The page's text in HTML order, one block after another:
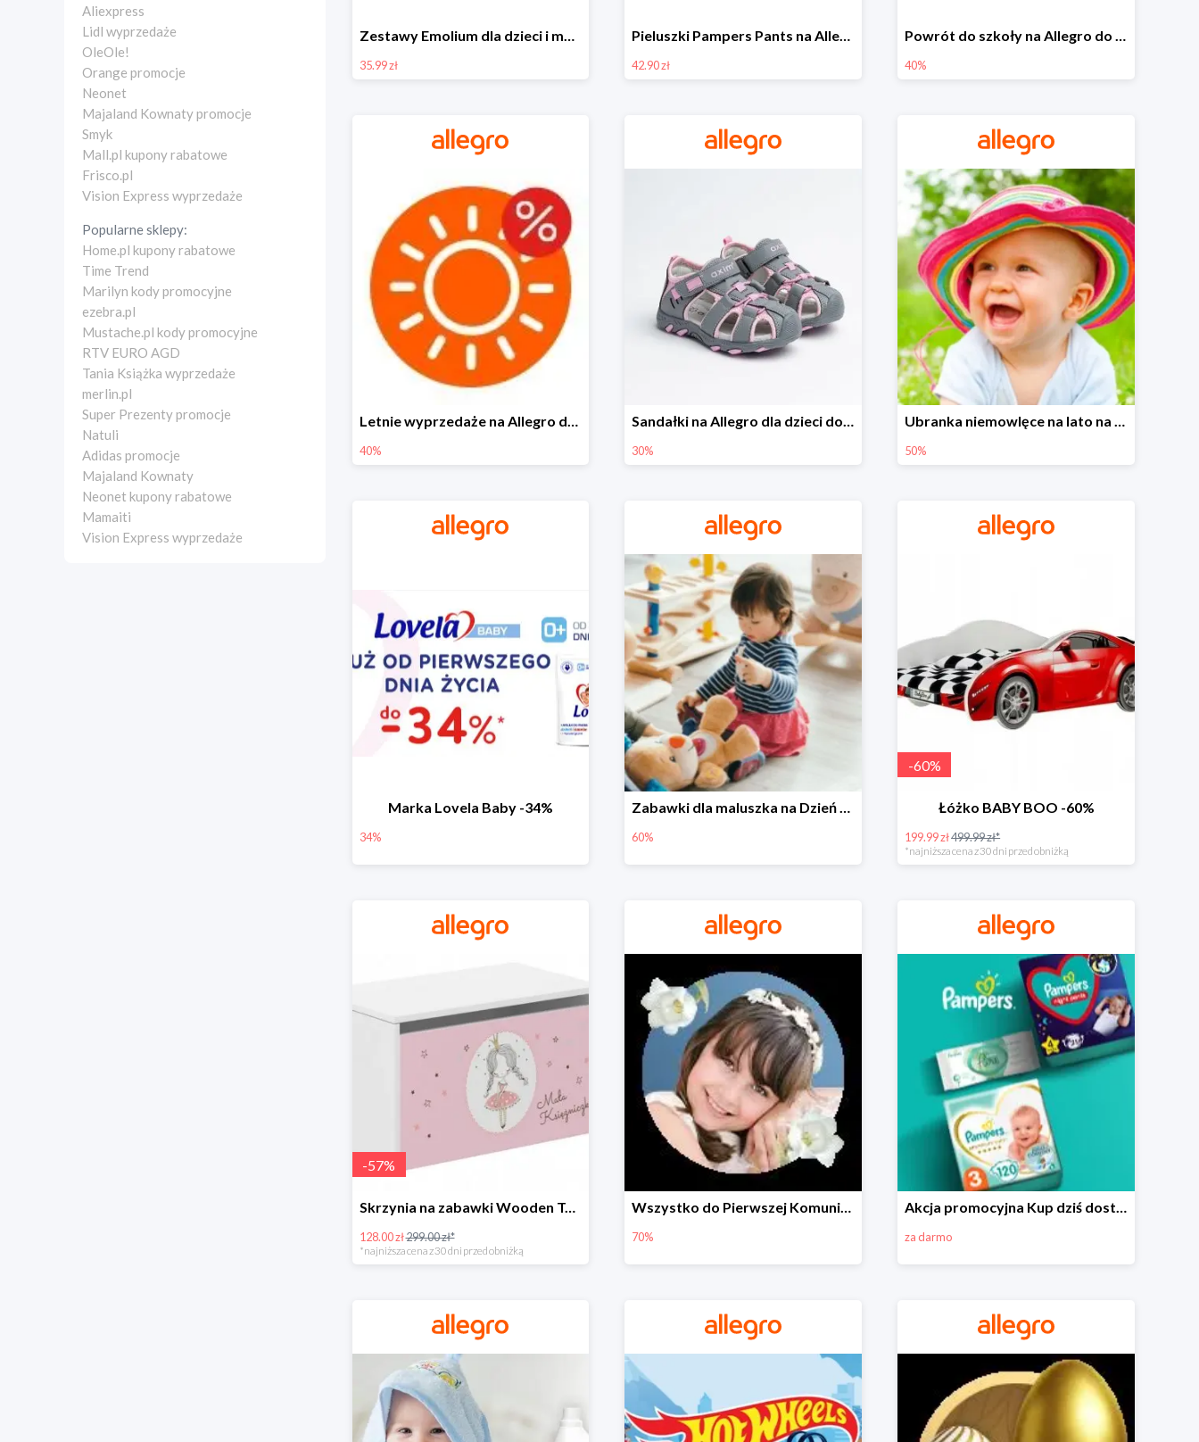
Aliexpress
Lidl wyprzedaże
OleOle!
Orange promocje
Neonet
Majaland Kownaty promocje
Smyk
Mall.pl kupony rabatowe
Frisco.pl
Vision Express wyprzedaże
Popularne sklepy:
Home.pl kupony rabatowe
Time Trend
Marilyn kody promocyjne
ezebra.pl
Mustache.pl kody promocyjne
RTV EURO AGD
Tania Książka wyprzedaże
merlin.pl
Super Prezenty promocje
Natuli
Adidas promocje
Majaland Kownaty
Neonet kupony rabatowe
Mamaiti
Vision Express wyprzedaże
Zestawy Emolium dla dzieci i mam na Allegro od 35,99 zł
35.99 zł
Pieluszki Pampers Pants na Allegro od 42,90 zł
42.90 zł
Powrót do szkoły na Allegro do -40%
40%
Letnie wyprzedaże na Allegro do -40%
40%
Sandałki na Allegro dla dzieci do -30%
30%
Ubranka niemowlęce na lato na Allegro do -50%
50%
Marka Lovela Baby -34%
34%
Zabawki dla maluszka na Dzień Dziecka na Allegro do -60%
60%
-60%
Łóżko BABY BOO -60%
199.99 zł499.99 zł*
*najniższa cena z 30 dni przed obniżką
-57%
Skrzynia na zabawki Wooden Toys -57%
128.00 zł299.00 zł*
*najniższa cena z 30 dni przed obniżką
Wszystko do Pierwszej Komunii na Allegro do -70%
70%
Akcja promocyjna Kup dziś dostawa jutro
za darmo